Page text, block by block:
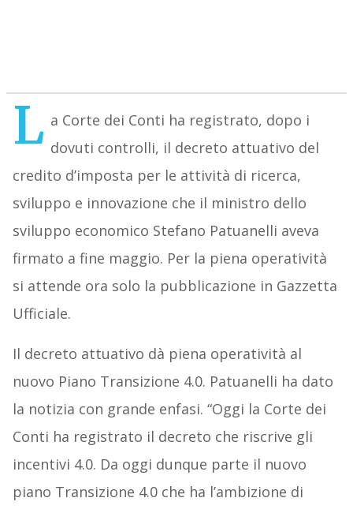
L a Corte dei Conti ha registrato, dopo i
dovuti controlli, il decreto attuativo del
credito d’imposta per le attività di ricerca,
sviluppo e innovazione che il ministro dello
sviluppo economico Stefano Patuanelli aveva
firmato a fine maggio. Per la piena operatività
si attende ora solo la pubblicazione in Gazzetta
Ufficiale.
Il decreto attuativo dà piena operatività al
nuovo Piano Transizione 4.0. Patuanelli ha dato
la notizia con grande enfasi. “Oggi la Corte dei
Conti ha registrato il decreto che riscrive gli
incentivi 4.0. Da oggi dunque parte il nuovo
piano Transizione 4.0 che ha l’ambizione di